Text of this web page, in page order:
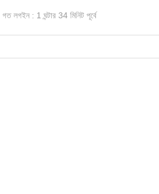
গত লগইন : 1 ঘন্টার 34 মিনিট পূর্বে